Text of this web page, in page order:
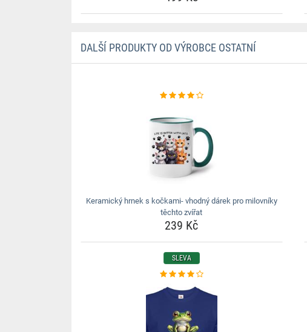
DALŠÍ PRODUKTY OD VÝROBCE OSTATNÍ
Keramický hrnek s kočkami- vhodný dárek pro milovníky
těchto zvířat
239 Kč
SLEVA